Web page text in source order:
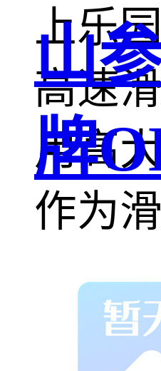
上乐
高速
用高
作为
台，
然地
山
牌